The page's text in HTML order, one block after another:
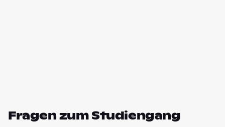
Fragen zum Studiengang